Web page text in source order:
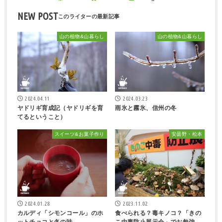
NEW POST
山の植物&山暮らし
2024.04.11
ヤドリギ育成記（ヤドリギを育
てるということ）
山の植物&山暮らし
2024.03.23
雨氷と霧氷、信州の冬
スイーツ&お菓子作り
2024.01.28
カルディ「シモンコール」のホ
安曇野・松本
2023.11.02
食べられる？毒キノコ？「きの